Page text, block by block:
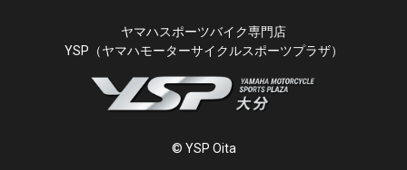
ヤマハスポーツバイク専門店
YSP（ヤマハモーターサイクルスポーツプラザ）
© YSP Oita